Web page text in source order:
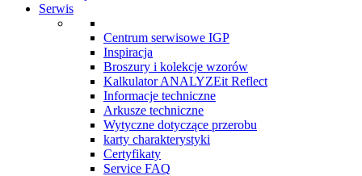
Serwis
Centrum serwisowe IGP
Inspiracja
Broszury i kolekcje wzorów
Kalkulator ANALYZEit Reflect
Informacje techniczne
Arkusze techniczne
Wytyczne dotyczące przerobu
karty charakterystyki
Certyfikaty
Service FAQ